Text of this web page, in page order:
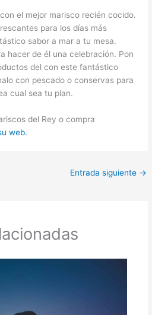
el mejor marisco recién cocido.
para los días más
sabor a mar a tu mesa.
hacer de él una celebración. Pon
del con este fantástico
con pescado o conservas para
cual sea tu plan.
del Rey o compra
web.
Entrada siguiente →